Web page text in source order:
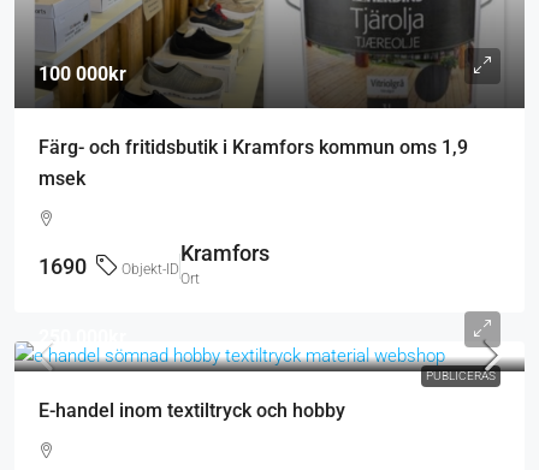
100 000kr
Färg- och fritidsbutik i Kramfors kommun oms 1,9
msek
1690 Objekt-ID
Kramfors
Ort
PUBLICERAS
250 000kr
E-handel inom textiltryck och hobby